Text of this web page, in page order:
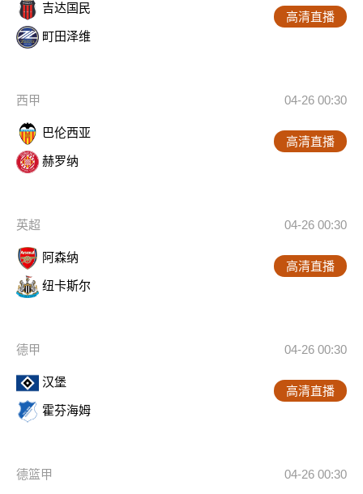
吉达国民
町田泽维
高清直播
西甲 04-26 00:30
巴伦西亚
赫罗纳
高清直播
英超 04-26 00:30
阿森纳
纽卡斯尔
高清直播
德甲 04-26 00:30
汉堡
霍芬海姆
高清直播
德篮甲 04-26 00:30